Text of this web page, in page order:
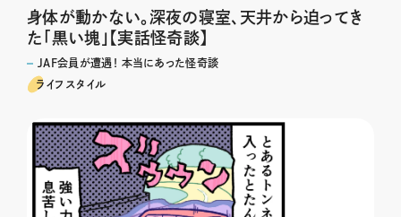
身体が動かない。深夜の寝室、天井から迫ってき
た「黒い塊」【実話怪奇談】
JAF会員が遭遇！ 本当にあった怪奇談
ライフスタイル